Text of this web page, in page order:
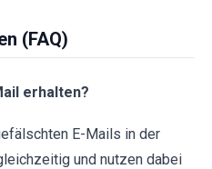
(FAQ)
erhalten?
E-Mails in der
und nutzen dabei